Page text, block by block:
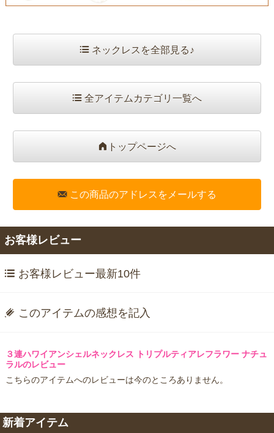
ネックレスを全部見る♪
全アイテムカテゴリ一覧へ
トップページへ
この商品のアドレスをメールする
お客様レビュー
お客様レビュー最新10件
このアイテムの感想を記入
３連ハワイアンシェルネックレス トリプルティアレフラワー ナチュ
ラルのレビュー
こちらのアイテムへのレビューは今のところありません。
新着アイテム